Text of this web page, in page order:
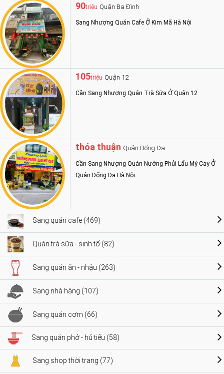
90triệu Quận Ba Đình
Sang Nhượng Quán Cafe Ở Kim Mã Hà Nội
105triệu Quận 12
Cần Sang Nhượng Quán Trà Sữa Ở Quận 12
thỏa thuận Quận Đống Đa
Cần Sang Nhượng Quán Nướng Phủi Lẩu Mỳ Cay Ở
Quận Đống Đa Hà Nội
Sang quán cafe (469)
Quán trà sữa - sinh tố (82)
Sang quán ăn - nhậu (263)
Sang nhà hàng (107)
Sang quán cơm (66)
Sang quán phở - hủ tiếu (58)
Sang shop thời trang (77)